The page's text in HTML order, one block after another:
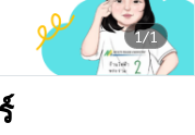
1/1